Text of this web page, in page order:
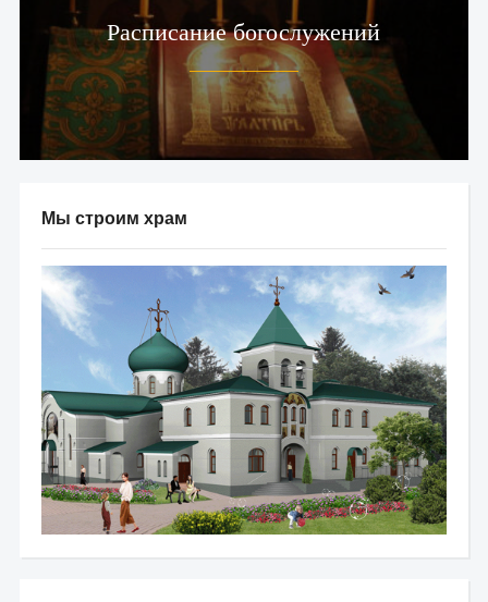
Расписание богослужений
Мы строим храм